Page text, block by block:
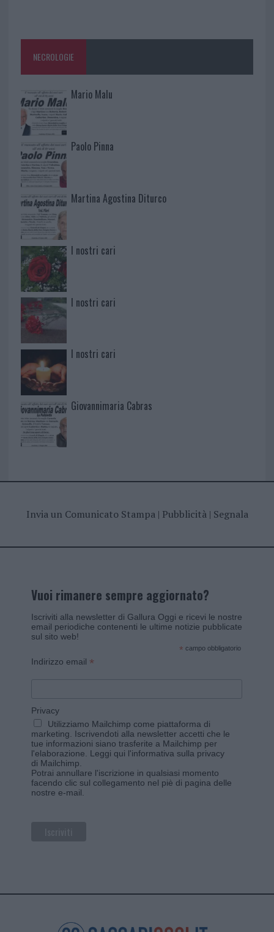
NECROLOGIE
Mario Malu
Paolo Pinna
Martina Agostina Diturco
I nostri cari
I nostri cari
I nostri cari
Giovannimaria Cabras
Invia un Comunicato Stampa| Pubblicità| Segnala
Vuoi rimanere sempre aggiornato?
Iscriviti alla newsletter di Gallura Oggi e ricevi le nostre
email periodiche contenenti le ultime notizie pubblicate
sul sito web!
* campo obbligatorio
Indirizzo email *
Privacy
Utilizziamo Mailchimp come piattaforma di
marketing. Iscrivendoti alla newsletter accetti che le
tue informazioni siano trasferite a Mailchimp per
l'elaborazione. Leggi qui l'informativa sulla privacy
di Mailchimp
Potrai annullare l'iscrizione in qualsiasi momento
facendo clic sul collegamento nel piè di pagina delle
nostre e-mail.